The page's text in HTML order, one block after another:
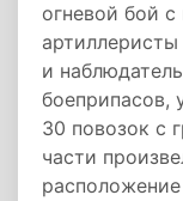
огневой бой
и
боеприпасов,
30 повозок с
части